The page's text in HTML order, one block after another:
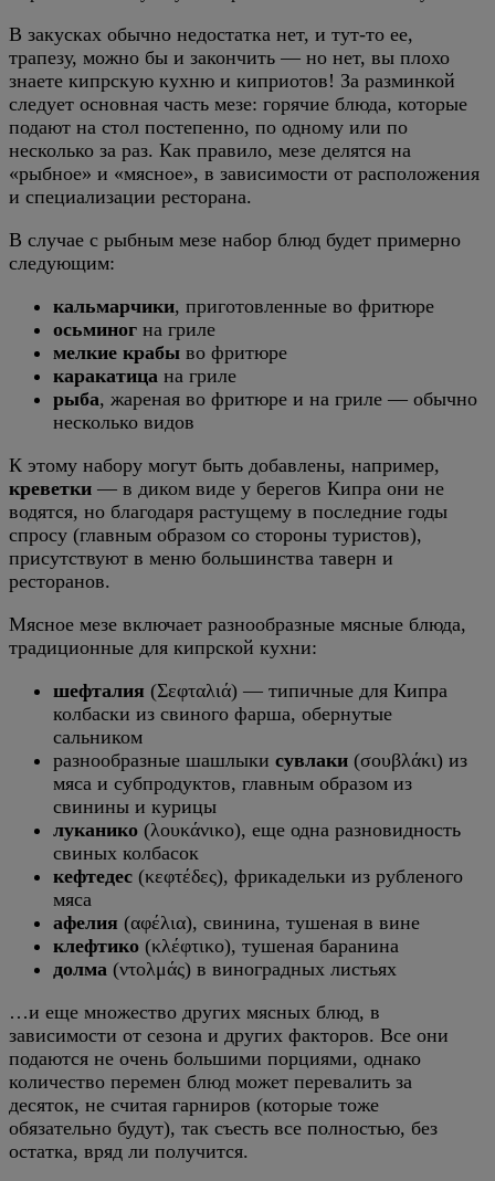
В закусках обычно недостатка нет, и тут-то ее,
трапезу, можно бы и закончить — но нет, вы плохо
знаете кипрскую кухню и киприотов! За разминкой
следует основная часть мезе: горячие блюда, которые
подают на стол постепенно, по одному или по
несколько за раз. Как правило, мезе делятся на
«рыбное» и «мясное», в зависимости от расположения
и специализации ресторана.
В случае с рыбным мезе набор блюд будет примерно
следующим:
кальмарчики, приготовленные во фритюре
осьминог на гриле
мелкие крабы во фритюре
каракатица на гриле
рыба, жареная во фритюре и на гриле — обычно
несколько видов
К этому набору могут быть добавлены, например,
креветки — в диком виде у берегов Кипра они не
водятся, но благодаря растущему в последние годы
спросу (главным образом со стороны туристов),
присутствуют в меню большинства таверн и
ресторанов.
Мясное мезе включает разнообразные мясные блюда,
традиционные для кипрской кухни:
шефталия (Σεφταλιά) — типичные для Кипра
колбаски из свиного фарша, обернутые
сальником
разнообразные шашлыки сувлаки (σουβλάκι) из
мяса и субпродуктов, главным образом из
свинины и курицы
луканико (λουκάνικο), еще одна разновидность
свиных колбасок
кефтедес (κεφτέδες), фрикадельки из рубленого
мяса
афелия (αφέλια), свинина, тушеная в вине
клефтико (κλέφτικο), тушеная баранина
долма (ντολμάς) в виноградных листьях
…и еще множество других мясных блюд, в
зависимости от сезона и других факторов. Все они
подаются не очень большими порциями, однако
количество перемен блюд может перевалить за
десяток, не считая гарниров (которые тоже
обязательно будут), так съесть все полностью, без
остатка, вряд ли получится.